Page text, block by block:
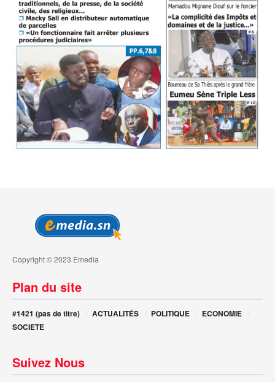
Copyright © 2023 Emedia
Plan du site
#1421 (pas de titre) ACTUALITÉS POLITIQUE
ECONOMIE
SOCIETE
Suivez Nous